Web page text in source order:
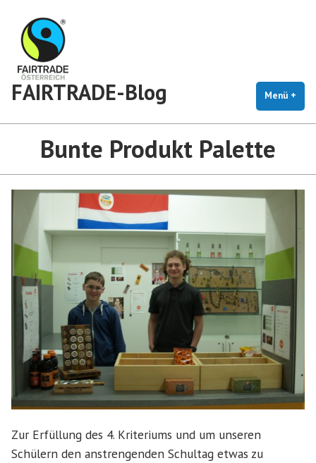
Inhalt
springen
FAIRTRADE-Blog Menü +
Bunte Produkt Palette
Zur Erfüllung des 4. Kriteriums und um unseren
Schülern den anstrengenden Schultag etwas zu